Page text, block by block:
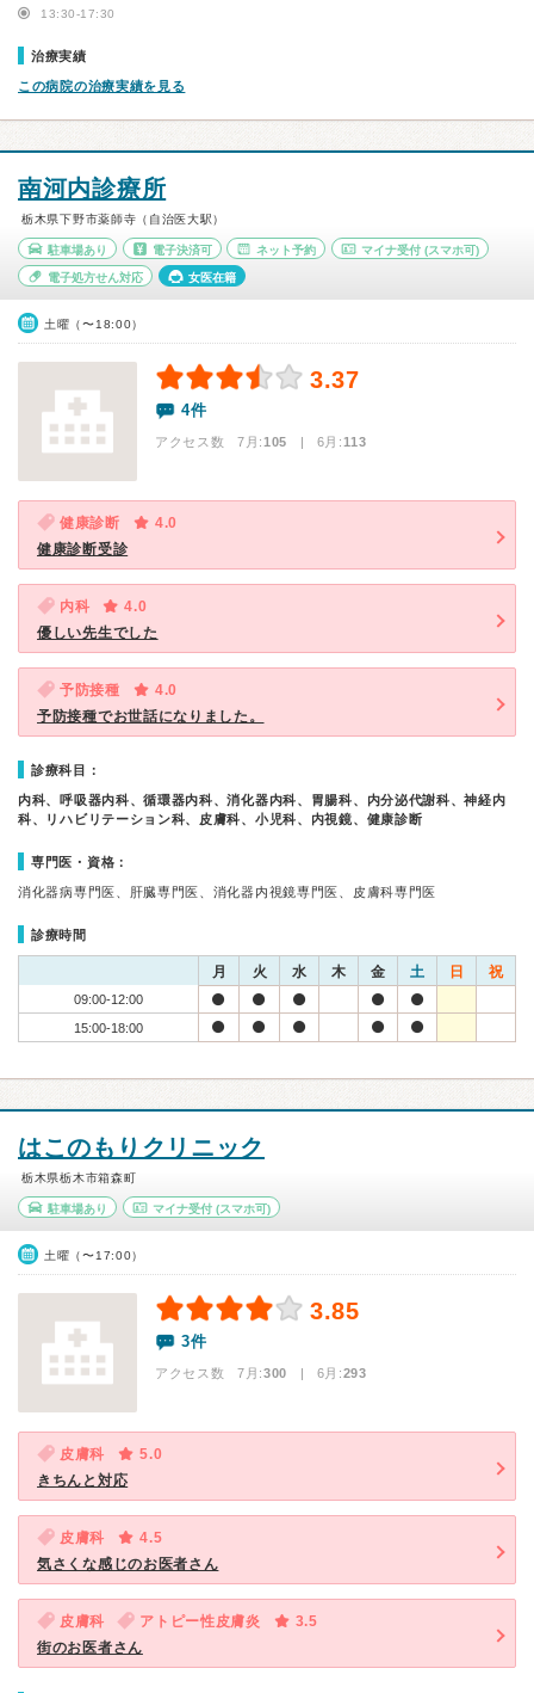
13:30-17:30
治療実績
この病院の治療実績を見る
南河内診療所
栃木県下野市薬師寺（自治医大駅）
駐車場あり 電子決済可 ネット予約 マイナ受付 (スマホ可)
電子処方せん対応 女医在籍
土曜（〜18:00）
3.37
4件
アクセス数 7月:105 | 6月:113
健康診断
4.0
健康診断受診
内科
4.0
優しい先生でした
予防接種
4.0
予防接種でお世話になりました。
診療科目：
内科、呼吸器内科、循環器内科、消化器内科、胃腸科、内分泌代謝科、神経内
科、リハビリテーション科、皮膚科、小児科、内視鏡、健康診断
専門医・資格：
消化器病専門医、肝臓専門医、消化器内視鏡専門医、皮膚科専門医
診療時間
月 火 水 木 金 土 日 祝
09:00-12:00
15:00-18:00
はこのもりクリニック
栃木県栃木市箱森町
駐車場あり マイナ受付(スマホ可)
土曜（〜17:00）
3.85
3件
アクセス数 7月:300 | 6月:293
皮膚科
5.0
きちんと対応
皮膚科
4.5
気さくな感じのお医者さん
皮膚科 アトピー性皮膚炎
3.5
街のお医者さん